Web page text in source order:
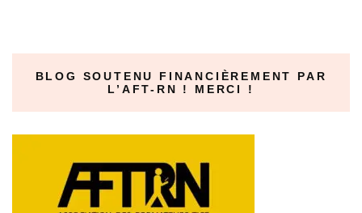
BLOG SOUTENU FINANCIÈREMENT PAR
L’AFT-RN ! MERCI !